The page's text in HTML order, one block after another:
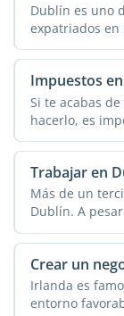
Dublín es uno
expatriados en
Impuestos
Si te acabas
hacerlo, es
Trabajar en
Más de un
Dublín. A
Crear un
Irlanda es
entorno